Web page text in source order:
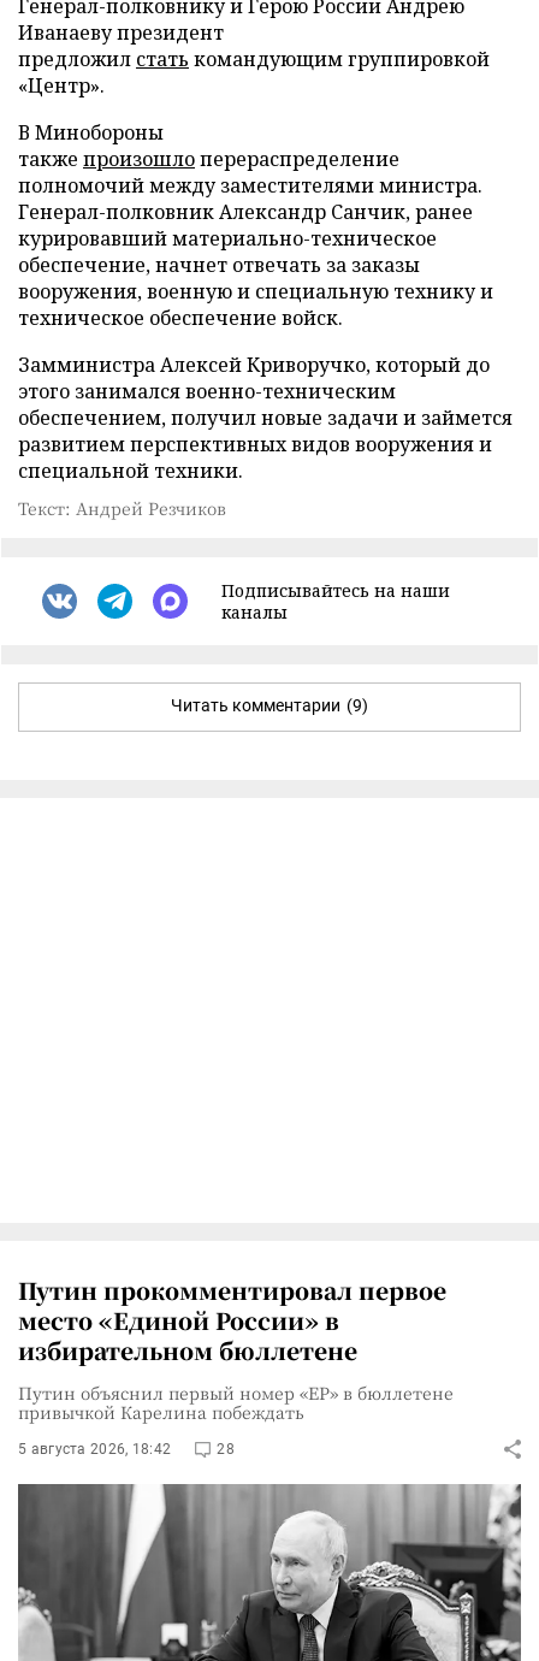
Генерал-полковнику и Герою России Андрею
Иванаеву президент
предложил стать командующим группировкой
«Центр».
В Минобороны
также произошлоперераспределение
полномочий между заместителями министра.
Генерал-полковник Александр Санчик, ранее
курировавший материально-техническое
обеспечение, начнет отвечать за заказы
вооружения, военную и специальную технику и
техническое обеспечение войск.
Замминистра Алексей Криворучко, который до
этого занимался военно-техническим
обеспечением, получил новые задачи и займется
развитием перспективных видов вооружения и
специальной техники.
Текст: Андрей Резчиков
Подписывайтесь на наши
каналы
Читать комментарии (9)
Путин прокомментировал первое
место «Единой России» в
избирательном бюллетене
Путин объяснил первый номер «ЕР» в бюллетене
привычкой Карелина побеждать
5 августа 2026, 18:42 28